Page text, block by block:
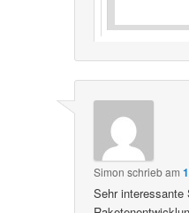
Simon schriebam
Sehr interessante